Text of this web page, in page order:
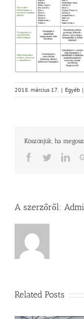
2018. március 17. | Egyéb |
Köszönjük, ha
Facebook
Twitter
A szerzőről:
Related Posts